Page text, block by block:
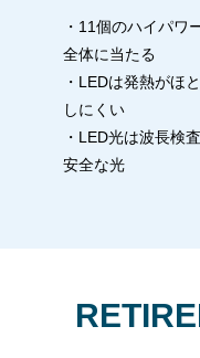
・11個のハイパワ
全体に当たる
・LEDは発熱がほ
しにくい
・LED光は波長検
安全な光